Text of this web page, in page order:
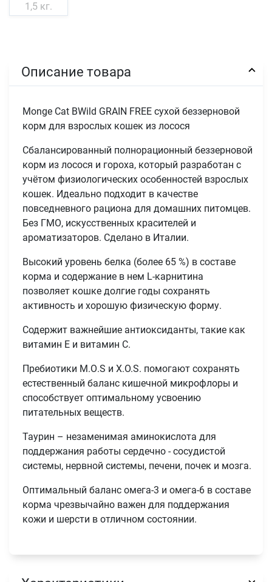
1,5 кг.
Описание товара
Monge Cat BWild GRAIN FREE сухой беззерновой
корм для взрослых кошек из лосося
Сбалансированный полнорационный беззерновой
корм из лосося и гороха, который разработан с
учётом физиологических особенностей взрослых
кошек. Идеально подходит в качестве
повседневного рациона для домашних питомцев.
Без ГМО, искусственных красителей и
ароматизаторов. Сделано в Италии.
Высокий уровень белка (более 65 %) в составе
корма и содержание в нем L-карнитина
позволяет кошке долгие годы сохранять
активность и хорошую физическую форму.
Содержит важнейшие антиоксиданты, такие как
витамин Е и витамин С.
Пребиотики М.О.S и X.O.S. помогают сохранять
естественный баланс кишечной микрофлоры и
способствует оптимальному усвоению
питательных веществ.
Таурин – незаменимая аминокислота для
поддержания работы сердечно - сосудистой
системы, нервной системы, печени, почек и мозга.
Оптимальный баланс омега-3 и омега-6 в составе
корма чрезвычайно важен для поддержания
кожи и шерсти в отличном состоянии.